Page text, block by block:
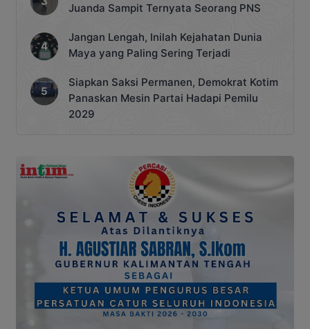
Juanda Sampit Ternyata Seorang PNS
Jangan Lengah, Inilah Kejahatan Dunia
Maya yang Paling Sering Terjadi
Siapkan Saksi Permanen, Demokrat Kotim
Panaskan Mesin Partai Hadapi Pemilu
2029